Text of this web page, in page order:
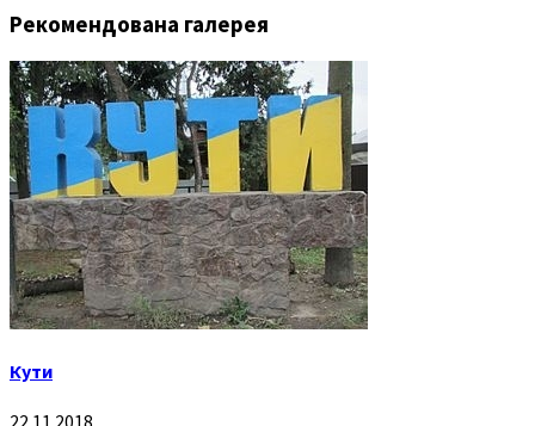
Рекомендована галерея
Кути
22.11.2018